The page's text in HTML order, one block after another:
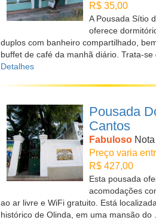
R$ 35,00
A Pousada Sítio
oferece
duplos com banheiro compartilhado,
buffet de café da manhã diário. Trata-se
Detalhes
Pousada
Cantos
Fabuloso
Preço varia
R$ 427,00
Esta pousada
acomodações
ao ar livre e WiFi gratuito. Está
histórico de Olinda, em uma mansão do